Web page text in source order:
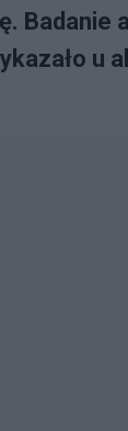
Badanie
u